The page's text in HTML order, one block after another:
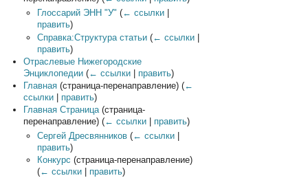
Глоссарий ЭНН "У" (← ссылки
править)
Справка:Структура статьи (← ссылки |
править)
Отраслевые Нижегородские
Энциклопедии (← ссылки| править)
Главная(страница-перенаправление) (←
ссылки| править)
Главная Страница(страница-
перенаправление) (← ссылки| править)
Сергей Дресвянников (← ссылки
править)
Конкурс (страница-перенаправление)
(← ссылки править)